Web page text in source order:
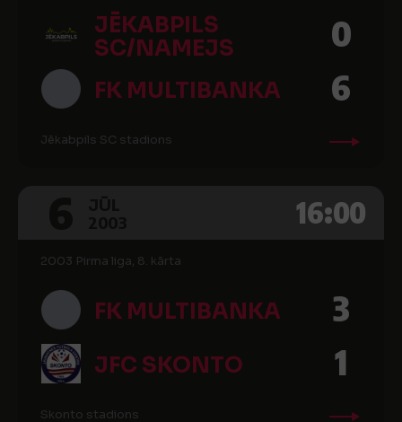
JĒKABPILS
SC/NAMEJS
0
FK MULTIBANKA 6
Jēkabpils SC stadions
16:00
2003 Pirma liga, 8. kārta
FK MULTIBANKA 3
JFC SKONTO 1
Skonto stadions